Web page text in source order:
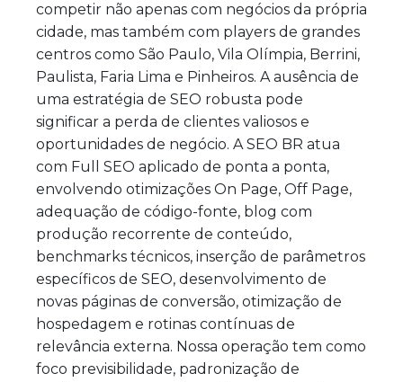
competir não apenas com negócios da própria
cidade, mas também com players de grandes
centros como São Paulo, Vila Olímpia, Berrini,
Paulista, Faria Lima e Pinheiros. A ausência de
uma estratégia de SEO robusta pode
significar a perda de clientes valiosos e
oportunidades de negócio. A SEO BR atua
com Full SEO aplicado de ponta a ponta,
envolvendo otimizações On Page, Off Page,
adequação de código-fonte, blog com
produção recorrente de conteúdo,
benchmarks técnicos, inserção de parâmetros
específicos de SEO, desenvolvimento de
novas páginas de conversão, otimização de
hospedagem e rotinas contínuas de
relevância externa. Nossa operação tem como
foco previsibilidade, padronização de